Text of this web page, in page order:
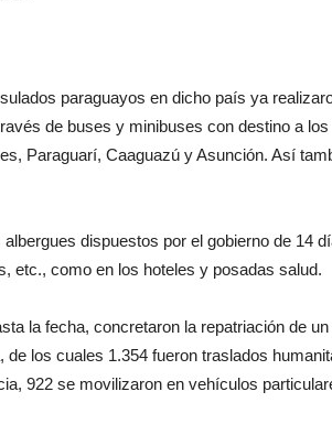
paraguayos en dicho país ya
de buses y minibuses con destino a los
Paraguarí, Caaguazú y Asunción. Así
dispuestos por el gobierno de 14
etc., como en los hoteles y posadas salud.
la fecha, concretaron la repatriación de un
los cuales 1.354 fueron traslados
922 se movilizaron en vehículos